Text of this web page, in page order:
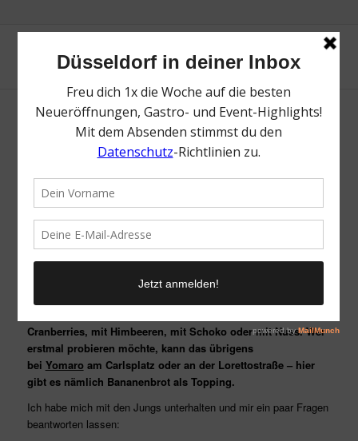
Bananen sind wahre Alleskönner. Sie sind gut für Herz,
Knochen und sorgen sogar für gute Laune. In Deutschland
wird sie besonders gerne pur gegessen, oder im Müsli. In
Australien backt man damit sogar Kuchen: banana bread. In
paar Düsseldorfer Studenten bei einer Tour durch Australien
und haben sich kurzerhand entschlossen zurück in
Düsseldorf ihre Vision „Bananenbrot für Deutschland“
Cranberries, mit Himbeeren, mit Schoko oder mit Nuss. Wer
erstmal probieren möchte, kann das übrigens
bei Yomaroam Carlsplatz oder an der Lorettostraße – hier
gibt es nämlich Bananenbrot als Topping.
Ich habe mich mit den Jungs unterhalten und mir ein paar Fragen
beantworten lassen: